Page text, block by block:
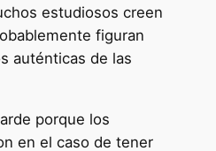
estudiosos creen
figuran
auténticas de las
porque los
en el caso de tener